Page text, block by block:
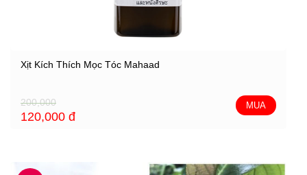
Xịt Kích Thích Mọc Tóc Mahaad
200,000
120,000 đ
MUA